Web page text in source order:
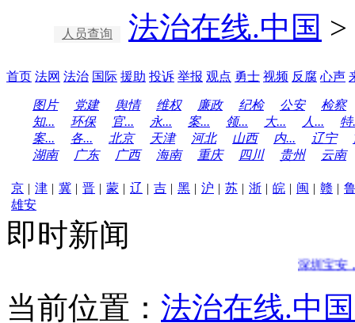
人员查询 法治在线.中国 >
首页 法网 法治 国际 援助 投诉 举报 观点 勇士 视频 反腐 心声
图片 党建 舆情 维权 廉政 纪检 公安
检察
知...
环保 官... 永... 案... 领... 大... 人...
特
案...
各... 北京 天津 河北 山西 内... 辽宁
湖南
广东 广西 海南 重庆 四川 贵州 云南
京 | 津 | 冀 | 晋 | 蒙 | 辽 | 吉 | 黑 | 沪 | 苏 | 浙 | 皖 | 闽 | 赣 |
雄安
即时新闻
深圳宝安，
当前位置： 法治在线.中